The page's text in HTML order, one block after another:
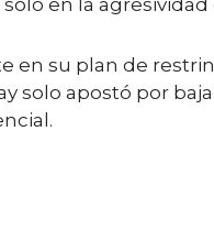
en la
en su plan de
solo apostó por